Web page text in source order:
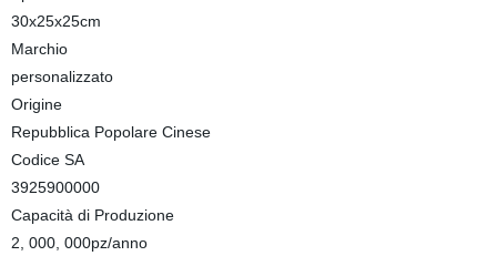
30x25x25cm
Marchio
personalizzato
Origine
Repubblica Popolare Cinese
Codice SA
3925900000
Capacità di Produzione
2, 000, 000pz/anno